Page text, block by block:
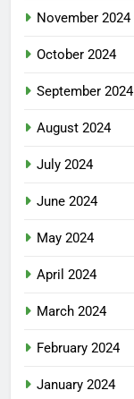
November 2024
October 2024
September 2024
August 2024
July 2024
June 2024
May 2024
April 2024
March 2024
February 2024
January 2024